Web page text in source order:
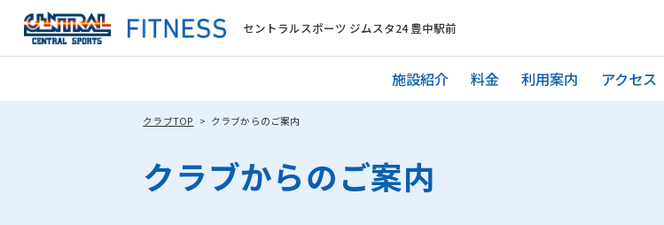
セントラルスポーツ ジムスタ24 豊中駅前
施設紹介 料金 利用案内 アクセス
クラブTOP クラブからのご案内
クラブからのご案内